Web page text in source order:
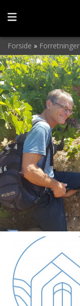
Forside » Forretninger